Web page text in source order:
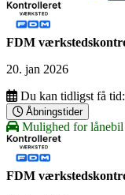
FDM
20. jan 2026
Du kan tidligst få tid:
Åbningstider
Mulighed for lånebil
FDM